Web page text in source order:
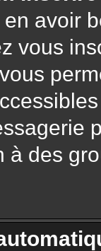
avoir
vous
à des